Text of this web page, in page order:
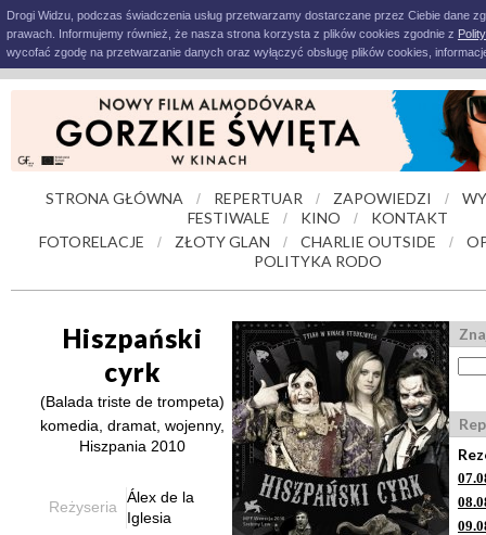
Drogi Widzu, podczas świadczenia usług przetwarzamy dostarczane przez Ciebie dane
prawach. Informujemy również, że nasza strona korzysta z plików cookies zgodnie z
wycofać zgodę na przetwarzanie danych oraz wyłączyć obsługę plików cookies,
STRONA GŁÓWNA / REPERTUAR / ZAPOWIEDZI /
FESTIWALE
/ KINO /
KONTAKT
FOTORELACJE
/ ZŁOTY GLAN / CHARLIE OUTSIDE /
POLITYKA RODO
Hiszpański
cyrk
(Balada triste de trompeta)
komedia, dramat, wojenny,
Hiszpania 2010
Reżyseria
Álex de la
Iglesia